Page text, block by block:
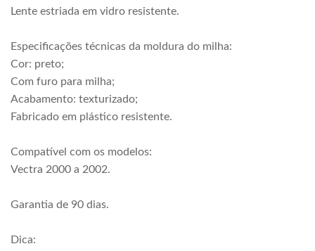
Lente estriada em vidro resistente.
Especificações técnicas da moldura do milha:
Cor: preto;
Com furo para milha;
Acabamento: texturizado;
Fabricado em plástico resistente.
Compatível com os modelos:
Vectra 2000 a 2002.
Garantia de 90 dias.
Dica: